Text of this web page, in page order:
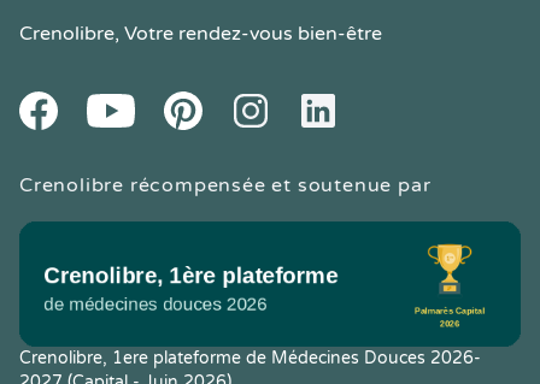
Crenolibre, Votre rendez-vous bien-être
FacebookYoutube PinteresetInstagramLinkedIn
Crenolibre récompensée et soutenue par
Crenolibre, 1ere plateforme de Médecines Douces 2026-